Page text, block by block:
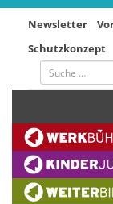
Newsletter
Schutzkonzept